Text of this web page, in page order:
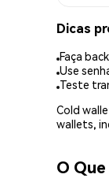
Dicas
Faça
Use
Teste
Cold
wallets,
O